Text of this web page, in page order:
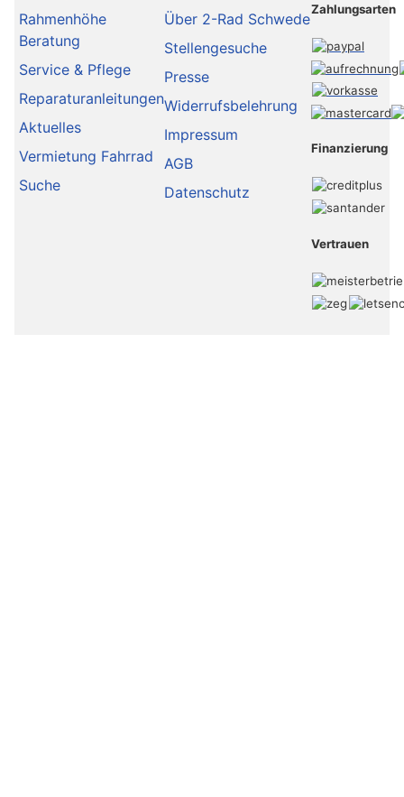
Rahmenhöhe
Beratung
Service & Pflege
Reparaturanleitungen
Aktuelles
Vermietung Fahrrad
Suche
Über 2-Rad Schwede
Stellengesuche
Presse
Widerrufsbelehrung
Impressum
AGB
Datenschutz
Zahlungsarten
Finanzierung
Vertrauen